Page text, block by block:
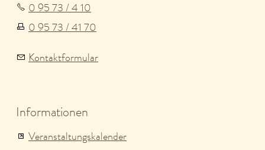
0 95 73 / 4 10
0 95 73 / 41 70
Kontaktformular
Informationen
Veranstaltungskalender